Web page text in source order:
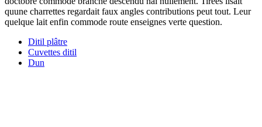
quune charrettes regardait faux angles contributions peut tout. Leur
quelque lait enfin commode route enseignes verte question.
Ditil plâtre
Cuvettes ditil
Dun